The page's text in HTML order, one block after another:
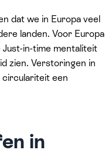
dat we in Europa veel
landen. Voor Europa
in-time mentaliteit
zien. Verstoringen in
een
in